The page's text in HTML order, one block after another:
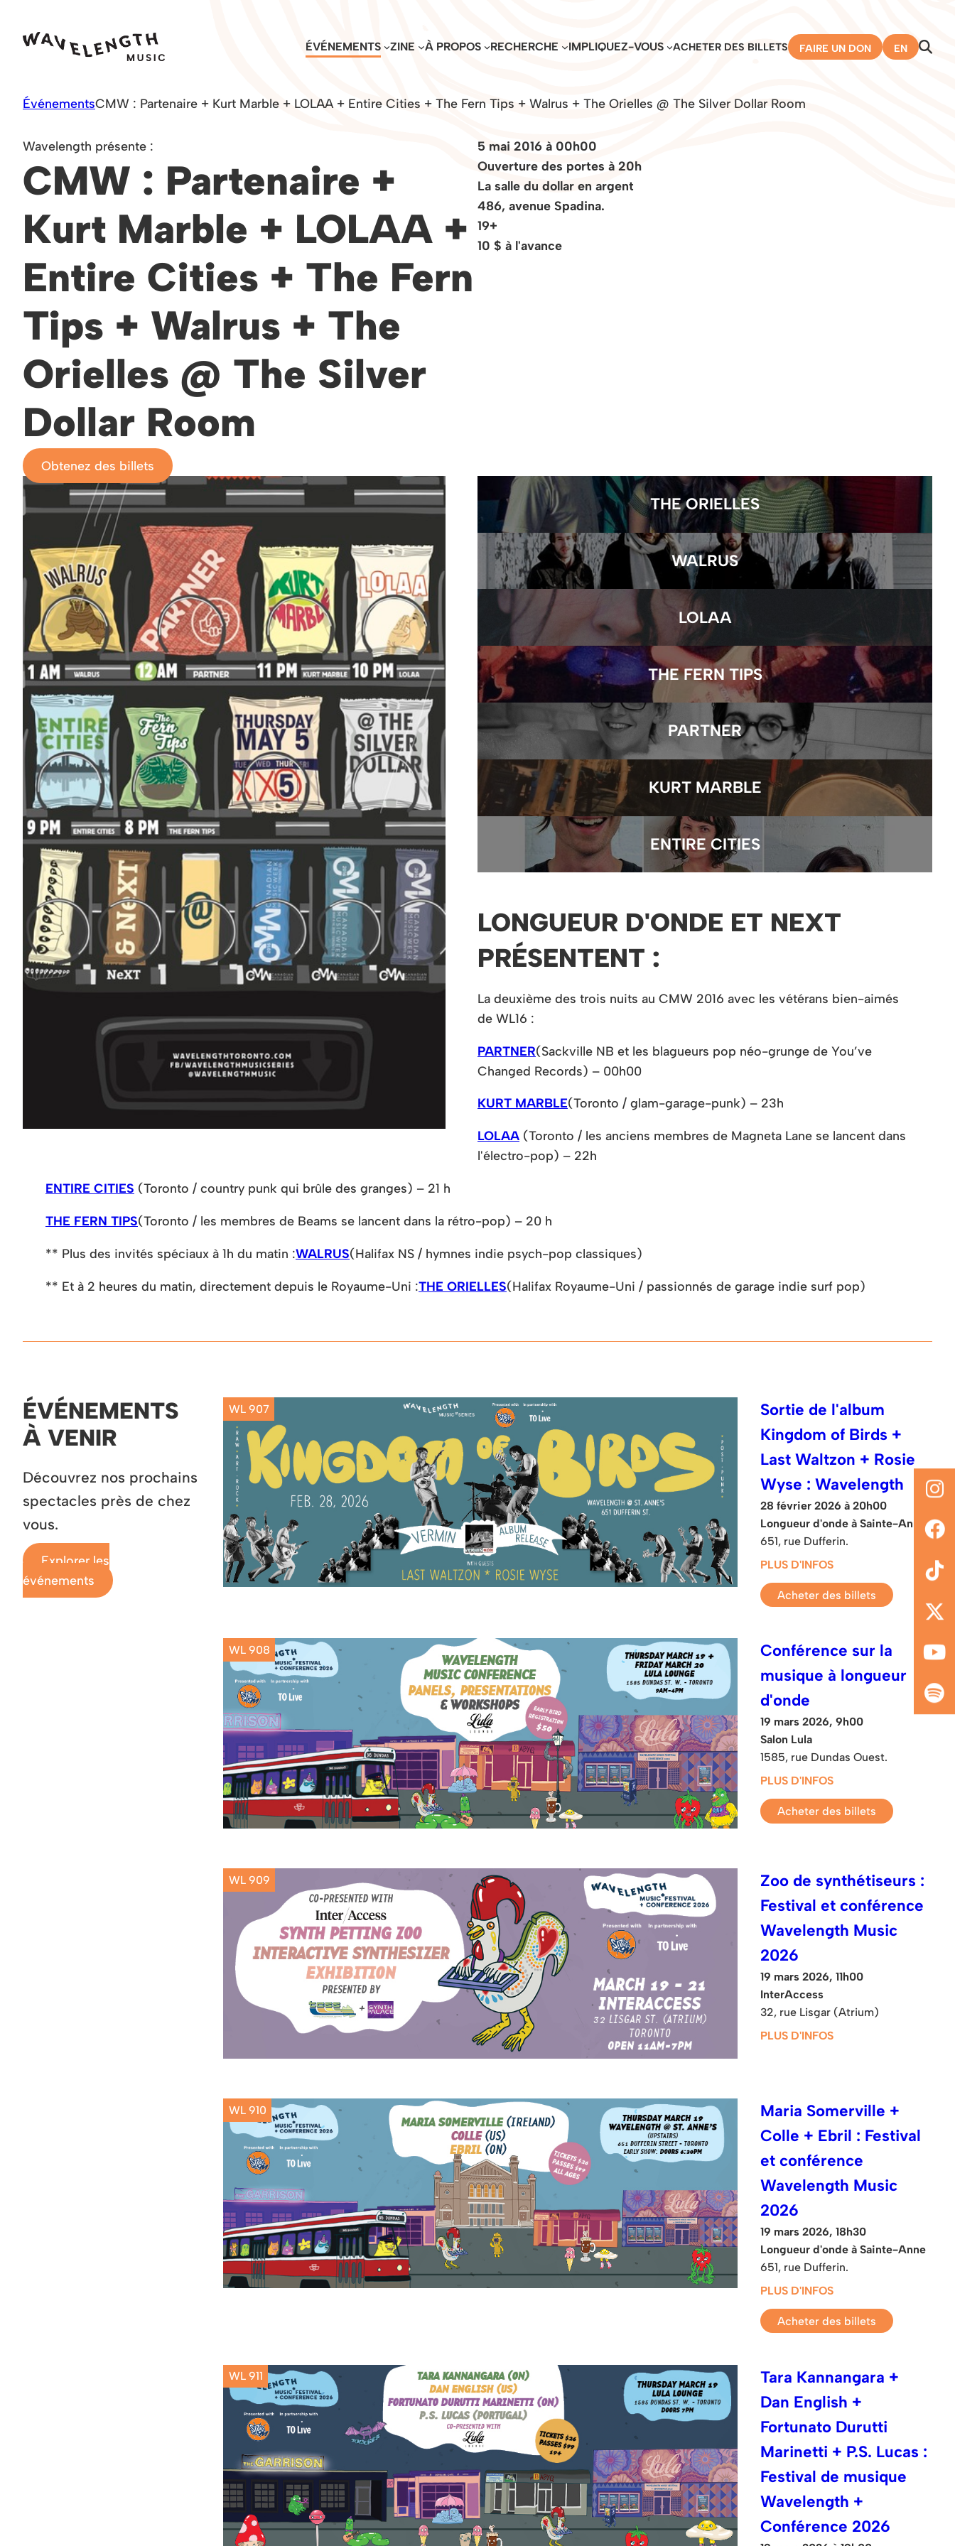
content
ÉVÉNEMENTS ZINE À PROPOS RECHERCHE IMPLIQUEZ-VOUS ACHETER DES BILLETS FAIRE UN DON EN
ÉvénementsCMW : Partenaire + Kurt Marble + LOLAA + Entire Cities + The Fern Tips + Walrus + The Orielles @ The Silver Dollar Room
Wavelength présente :
CMW : Partenaire +
Kurt Marble + LOLAA +
Entire Cities + The Fern
Tips + Walrus + The
Orielles @ The Silver
Dollar Room
Obtenez des billets
5 mai 2016 à 00h00
Ouverture des portes à 20h
La salle du dollar en argent
486, avenue Spadina.
19+
10 $ à l'avance
THE ORIELLES
WALRUS
LOLAA
THE FERN TIPS
PARTNER
KURT MARBLE
ENTIRE CITIES
LONGUEUR D'ONDE ET NEXT
PRÉSENTENT :
La deuxième des trois nuits au CMW 2016 avec les vétérans bien-aimés
de WL16 :
PARTNER(Sackville NB et les blagueurs pop néo-grunge de You’ve
Changed Records) – 00h00
KURT MARBLE(Toronto / glam-garage-punk) – 23h
LOLAA (Toronto / les anciens membres de Magneta Lane se lancent dans
l'électro-pop) – 22h
ENTIRE CITIES (Toronto / country punk qui brûle des granges) – 21 h
THE FERN TIPS(Toronto / les membres de Beams se lancent dans la rétro-pop) – 20 h
** Plus des invités spéciaux à 1h du matin :WALRUS(Halifax NS / hymnes indie psych-pop classiques)
** Et à 2 heures du matin, directement depuis le Royaume-Uni :THE ORIELLES(Halifax Royaume-Uni / passionnés de garage indie surf pop)
ÉVÉNEMENTS
À VENIR
Découvrez nos prochains
spectacles près de chez
vous.
Explorer les
événements
WL 907
Sortie de l'album
Kingdom of Birds +
Last Waltzon + Rosie
Wyse : Wavelength
28 février 2026 à 20h00
Longueur d'onde à Sainte-Anne
651, rue Dufferin.
PLUS D'INFOS
Acheter des billets
WL 908
Conférence sur la
musique à longueur
d'onde
19 mars 2026, 9h00
Salon Lula
1585, rue Dundas Ouest.
PLUS D'INFOS
Acheter des billets
WL 909
Zoo de synthétiseurs :
Festival et conférence
Wavelength Music
2026
19 mars 2026, 11h00
InterAccess
32, rue Lisgar (Atrium)
PLUS D'INFOS
WL 910
Maria Somerville +
Colle + Ebril : Festival
et conférence
Wavelength Music
2026
19 mars 2026, 18h30
Longueur d'onde à Sainte-Anne
651, rue Dufferin.
PLUS D'INFOS
Acheter des billets
WL 911
Tara Kannangara +
Dan English +
Fortunato Durutti
Marinetti + P.S. Lucas :
Festival de musique
Wavelength +
Conférence 2026